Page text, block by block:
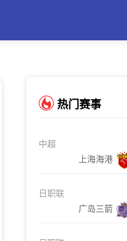
热门赛事
中超
上海海港
日职联
广岛三箭